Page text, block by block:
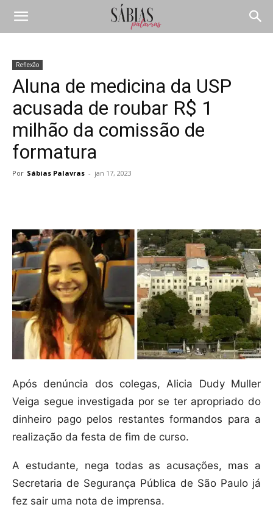
Reflexão
Aluna de medicina da USP
acusada de roubar R$ 1
milhão da comissão de
formatura
Por Sábias Palavras - jan 17, 2023
Após denúncia dos colegas, Alicia Dudy Muller
Veiga segue investigada por se ter apropriado do
dinheiro pago pelos restantes formandos para a
realização da festa de fim de curso.
A estudante, nega todas as acusações, mas a
Secretaria de Segurança Pública de São Paulo já
fez sair uma nota de imprensa.